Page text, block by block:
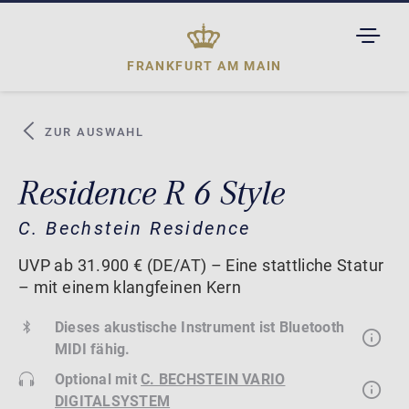
FRANKFURT AM MAIN
ZUR AUSWAHL
Residence R 6 Style
C. Bechstein Residence
UVP ab 31.900 € (DE/AT) – Eine stattliche Statur
– mit einem klangfeinen Kern
Dieses akustische Instrument ist Bluetooth
MIDI fähig.
Optional mitC. BECHSTEIN VARIO
DIGITALSYSTEM